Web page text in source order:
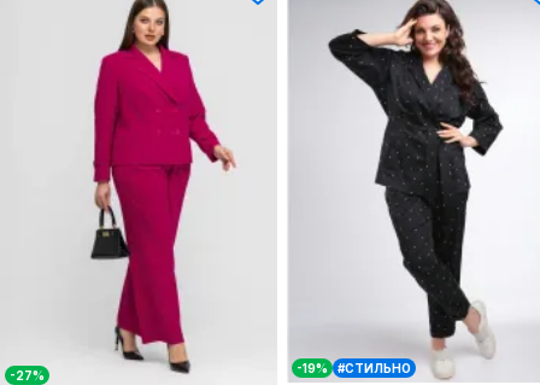
-27% -19% #СТИЛЬНО